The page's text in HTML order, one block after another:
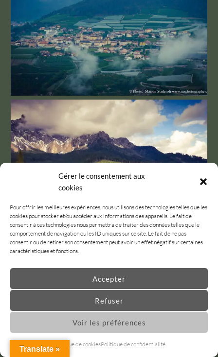
Gérer le consentement aux
cookies
Pour offrir les meilleures expériences, nous utilisons des technologies telles que les
cookies pour stocker et/ou accéder aux informations des appareils. Le fait de
consentir à ces technologies nous permettra de traiter des données telles que le
comportement de navigation ou les ID uniques sur ce site. Le fait de ne pas
consentir ou de retirer son consentement peut avoir un effet négatif sur certaines
caractéristiques et fonctions.
Accepter
Refuser
Voir les préférences
Politique de cookiesPolitique de confidentialité
Translate »